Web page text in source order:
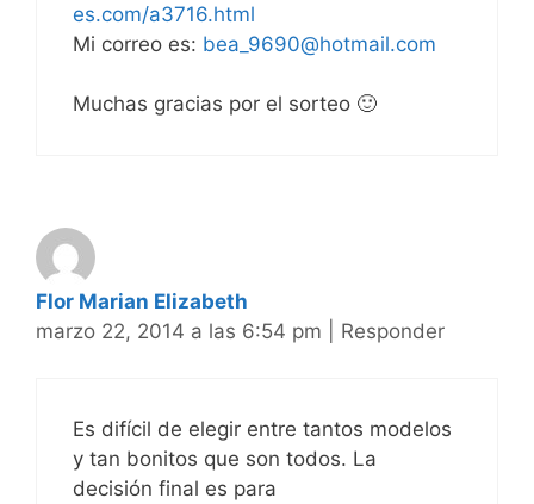
es.com/a3716.html
Mi correo es: bea_9690@hotmail.com
Muchas gracias por el sorteo 🙂
Flor Marian Elizabeth
marzo 22, 2014 a las 6:54 pm
Responder
Es difícil de elegir entre tantos modelos
y tan bonitos que son todos. La
decisión final es para